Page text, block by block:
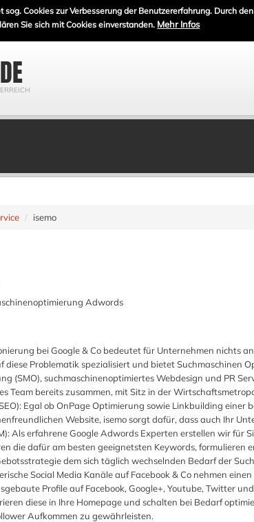
sog. Cookies zur Verbesserung der Benutzererfahrung. Durch
Sie sich mit Cookies einverstanden. Mehr Infos
isemo
Adwords
bei Google & Co bedeutet für Unternehmen nichts
diese Problematik spezialisiert und bietet Suchmaschinen
(SMO), suchmaschinenoptimiertes Webdesign und PR
Team bereits zusammen, mit Sitz in der
Egal ob OnPage Optimierung sowie Linkbuilding einer
Website, isemo sorgt dafür, dass auch Ihr
Als erfahrene Google Adwords Experten erstellen wir für
die dafür am besten geeignetsten Keywords, formulieren
dem sich täglich wechselnden Bedarf der
Social Media Kanäle auf Facebook & Co nehmen
Profile auf Facebook, Google+, Youtube, Twitter
diese in Ihre Homepage und schalten bei Bedarf
Aufkommen zu gewährleisten.